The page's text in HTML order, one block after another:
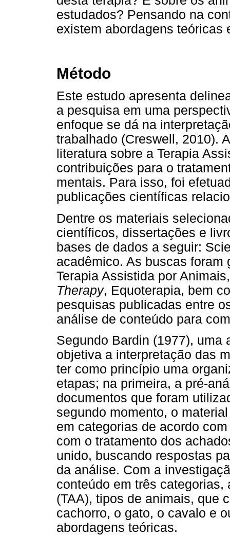
estudados? Pensando na
existem abordagens teóricas
Método
Este estudo apresenta
a pesquisa em uma
enfoque se dá na
trabalhado (Creswell, 2010).
literatura sobre a Terapia
contribuições para o
mentais. Para isso, foi
publicações científicas
Dentre os materiais
científicos, dissertações e
bases de dados a seguir:
acadêmico. As buscas
Terapia Assistida por
Therapy, Equoterapia, bem
pesquisas publicadas entre
análise de conteúdo para
Segundo Bardin (1977), uma
objetiva a interpretação das
ter como princípio uma
etapas; na primeira, a pré-
documentos que foram
segundo momento, o
em categorias de acordo
com o tratamento dos
unido, buscando respostas
da análise. Com a
conteúdo em três categorias,
(TAA), tipos de animais, que
cachorro, o gato, o cavalo e
abordagens teóricas.